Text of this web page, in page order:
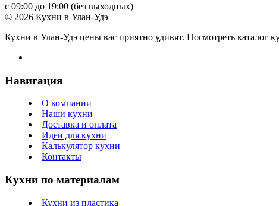
с 09:00 до 19:00 (без выходных)
© 2026 Кухни в Улан-Удэ
Кухни в Улан-Удэ цены вас приятно удивят. Посмотреть каталог
Навигация
О компании
Наши кухни
Доставка и оплата
Идеи для кухни
Калькулятор кухни
Контакты
Кухни по материалам
Кухни из пластика